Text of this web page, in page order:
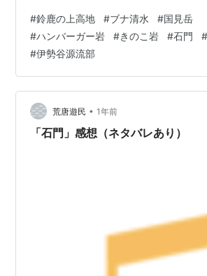
作成したルートは朝明駐車場→根の平
鈴鹿の上高地→小峠→上水晶谷→地獄谷
見岳→キノコ岩→ブナ清水→朝明駐車場
自宅を5:00に出発し下道で6:50朝明駐
程車が止まっている。この駐車場は有
#鈴鹿の上高地 #ブナ清水 #国見岳
#ハンバーガー岩 #きのこ岩 #石門 #
#伊勢谷源流部
荒唐遊民 • 1年前
「石門」感想（ネタバレあり）